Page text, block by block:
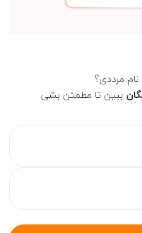
مرددی؟
ببین تا مطمئن بشی.